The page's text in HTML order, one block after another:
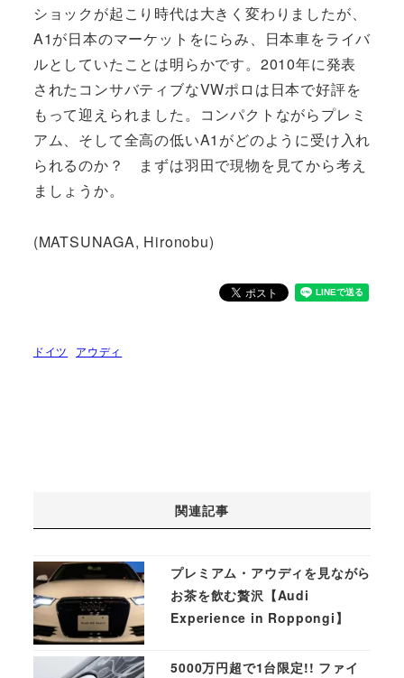
ショックが起こり時代は大きく変わりましたが、
A1が日本のマーケットをにらみ、日本車をライバ
ルとしていたことは明らかです。2010年に発表
されたコンサバティブなVWポロは日本で好評を
もって迎えられました。コンパクトながらプレミ
アム、そして全高の低いA1がどのように受け入れ
られるのか？ まずは羽田で現物を見てから考え
ましょうか。
(MATSUNAGA, Hironobu)
ドイツ アウディ
関連記事
プレミアム・アウディを見ながら
お茶を飲む贅沢【Audi
Experience in Roppongi】
5000万円超で1台限定!! ファイ